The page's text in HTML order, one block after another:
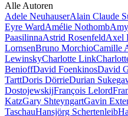
Alle Autoren
Adele NeuhauserAlain Claude
Eyre WardAmélie Nothomb
PaasilinnaAstrid RosenfeldAxel
LornsenBruno MorchioCamille
LewinskyCharlotte Link
BenioffDavid FoenkinosDavid
TarttDoris DörrieDurian
DostojewskijFrançois Lelord
KatzGary ShteyngartGavin
TaschauHansjörg Schertenleib